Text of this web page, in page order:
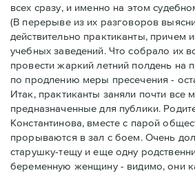
всех сразу, и именно на этом
(В перерыве из их разговоров
действительно практиканты, причем
учебных заведений. Что собрало их
провести жаркий летний полдень на
по продлению меры пресечения -
Итак, практиканты заняли почти все
предназначенные для публики.
Константинова, вместе с парой
прорываются в зал с боем. Очень
старушку-тещу и еще одну
беременную женщину - видимо, они